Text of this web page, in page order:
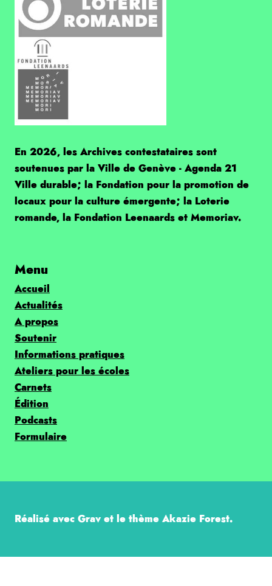
En 2026, les Archives contestataires sont
soutenues par la Ville de Genève - Agenda 21
Ville durable; la Fondation pour la promotion de
locaux pour la culture émergente; la Loterie
romande, la Fondation Leenaards et Memoriav.
Menu
Accueil
Actualités
A propos
Soutenir
Informations pratiques
Ateliers pour les écoles
Carnets
Édition
Podcasts
Formulaire
Réalisé avec Grav et le thème Akazie Forest.